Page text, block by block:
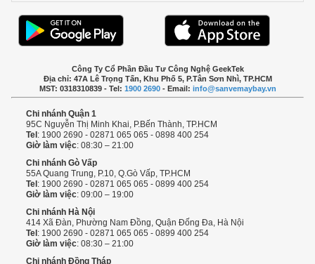
Công Ty Cổ Phần Đầu Tư Công Nghệ GeekTek
Địa chỉ: 47A Lê Trọng Tấn, Khu Phố 5, P.Tân Sơn Nhì, TP.HCM
MST: 0318310839 - Tel: 1900 2690- Email: info@sanvemaybay.vn
Chi nhánh Quận 1
95C Nguyễn Thị Minh Khai, P.Bến Thành, TP.HCM
Tel: 1900 2690 - 02871 065 065 - 0898 400 254
Giờ làm việc: 08:30 – 21:00
Chi nhánh Gò Vấp
55A Quang Trung, P.10, Q.Gò Vấp, TP.HCM
Tel: 1900 2690 - 02871 065 065 - 0899 400 254
Giờ làm việc: 09:00 – 19:00
Chi nhánh Hà Nội
414 Xã Đàn, Phường Nam Đồng, Quận Đống Đa, Hà Nội
Tel: 1900 2690 - 02871 065 065 - 0899 400 254
Giờ làm việc: 08:30 – 21:00
Chi nhánh Đồng Tháp